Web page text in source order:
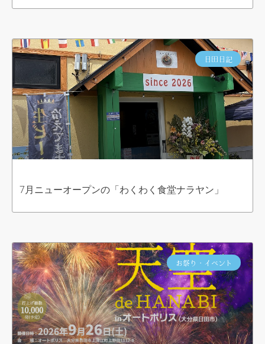
日田日記
7月ニューオープンの「わくわく食堂ナラヤン」
お祭り・イベント